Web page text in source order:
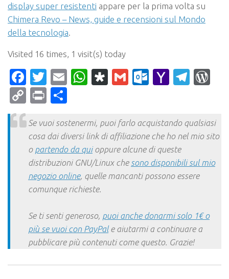
display super resistenti appare per la prima volta su
Chimera Revo – News, guide e recensioni sul Mondo
della tecnologia
Visited 16 times, 1 visit(s) today
Facebook
Twitter
EmailWhatsApp
Diaspora
Gmail Yahoo
CopyPrint
Se vuoi sostenermi, puoi farlo acquistando qualsiasi
cosa dai diversi link di affiliazione che ho nel mio sito
o partendo da quioppure alcune di queste
distribuzioni GNU/Linux che sono disponibili sul mio
negozio online, quelle mancanti possono essere
comunque richieste.
Se ti senti generoso, puoi anche donarmi solo 1€ o
più se vuoi con PayPale aiutarmi a continuare a
pubblicare più contenuti come questo. Grazie!